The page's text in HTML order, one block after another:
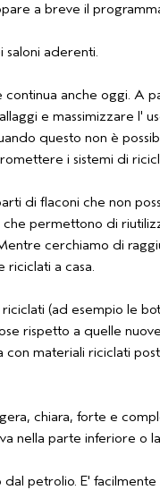
a breve il
saloni aderenti.
anche oggi. A
e massimizzare l'
questo non è
i sistemi di
di flaconi che non
permettono di
cerchiamo di
riciclati a casa.
(ad esempio le
rispetto a quelle
materiali riciclati
chiara, forte e
nella parte inferiore o
petrolio. E'